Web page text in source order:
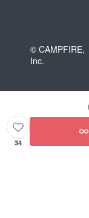
© CAMPFIRE,
Inc.
34